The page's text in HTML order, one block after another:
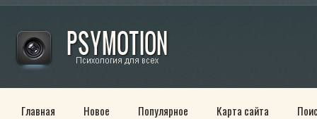
Главная Новое Популярное Карта сайта